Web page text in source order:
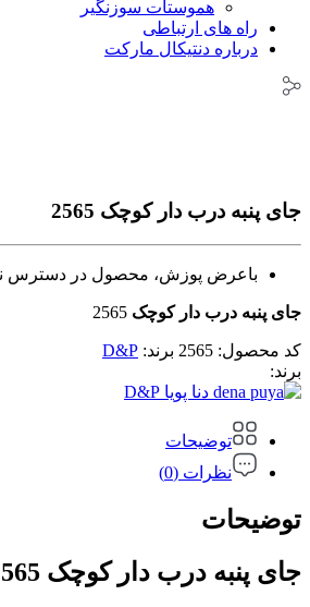
هموستات سوزنگیر
راه های ارتباطی
درباره دنتیکال مارکت
جای پنبه درب دار کوچک 2565
باعرض پوزش، محصول در دسترس
جای پنبه درب دار کوچک
کد محصول: 2565 برند: D&P
برند:
D&P
توضیحات
نظرات (0)
توضیحات
جای پنبه درب دار کوچک 2565